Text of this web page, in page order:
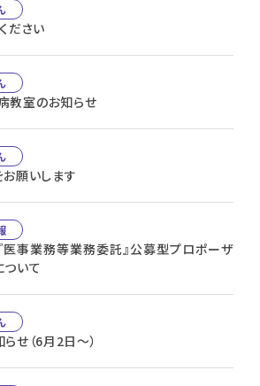
ださい
教室のお知らせ
願いします
事業務等業務委託』公募型プロポーザ
いて
せ（6月2日～）